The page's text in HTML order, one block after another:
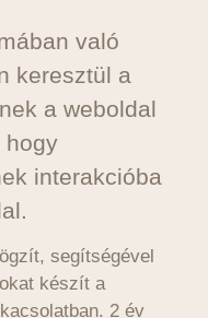
való
keresztül a
a weboldal
hogy
interakcióba
segítségével
készít a
2 év